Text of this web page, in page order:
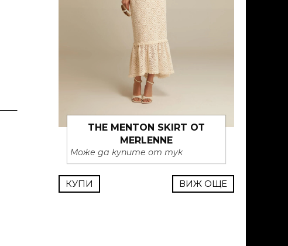
THE MENTON SKIRT ОТ
MERLENNE
Може да купите от тук
КУПИ ВИЖ ОЩЕ